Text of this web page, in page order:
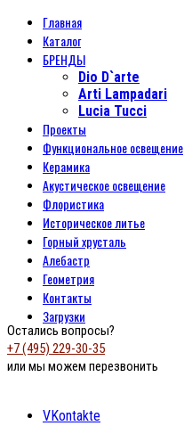
Главная
Каталог
БРЕНДЫ
Dio D`arte
Arti Lampadari
Lucia Tucci
Проекты
Функциональное освещение
Керамика
Акустическое освещение
Флористика
Историческое литье
Горный хрусталь
Алебастр
Геометрия
Контакты
Загрузки
Остались вопросы?
+7 (495) 229-30-35
или мы можем перезвонить
VKontakte